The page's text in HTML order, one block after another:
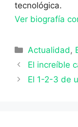
tecnológica.
Ver biografía
Categorías
Actualidad,
El increíble
El 1-2-3 de